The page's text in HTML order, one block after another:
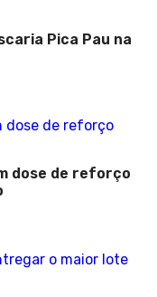
Pica Pau na
dose de reforço